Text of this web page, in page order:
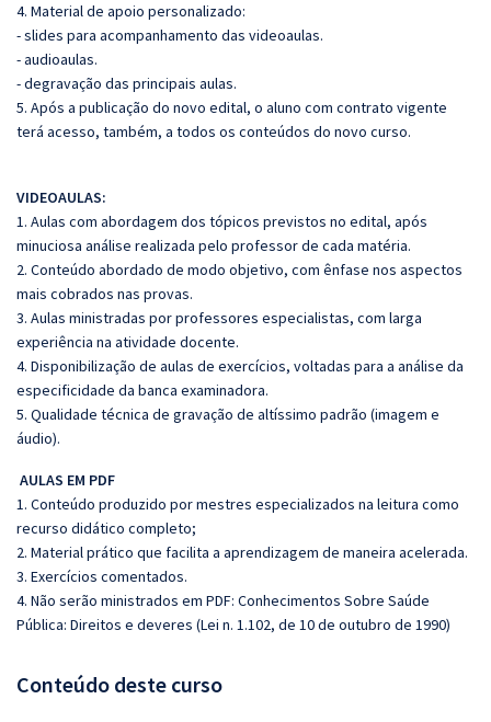
4. Material de apoio personalizado:
- slides para acompanhamento das videoaulas.
- audioaulas.
- degravação das principais aulas.
5. Após a publicação do novo edital, o aluno com contrato vigente
terá acesso, também, a todos os conteúdos do novo curso.
VIDEOAULAS:
1. Aulas com abordagem dos tópicos previstos no edital, após
minuciosa análise realizada pelo professor de cada matéria.
2. Conteúdo abordado de modo objetivo, com ênfase nos aspectos
mais cobrados nas provas.
3. Aulas ministradas por professores especialistas, com larga
experiência na atividade docente.
4. Disponibilização de aulas de exercícios, voltadas para a análise da
especificidade da banca examinadora.
5. Qualidade técnica de gravação de altíssimo padrão (imagem e
áudio).
AULAS EM PDF
1. Conteúdo produzido por mestres especializados na leitura como
recurso didático completo;
2. Material prático que facilita a aprendizagem de maneira acelerada.
3. Exercícios comentados.
4. Não serão ministrados em PDF: Conhecimentos Sobre Saúde
Pública: Direitos e deveres (Lei n. 1.102, de 10 de outubro de 1990)
Conteúdo deste curso